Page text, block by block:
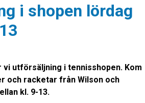
i shopen lördag
vi utförsäljning i tennisshopen. Kom
och racketar från Wilson och
kl. 9-13.